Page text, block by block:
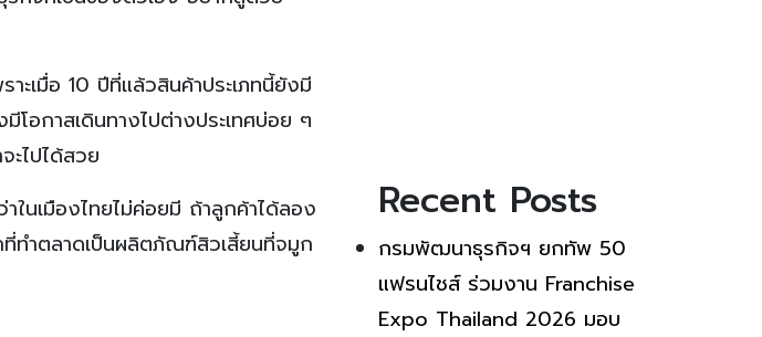
ะเมื่อ 10 ปีที่แล้วสินค้าประเภทนี้ยังมี
อกาสเดินทางไปต่างประเทศบ่อย ๆ
ะไปได้สวย
ในเมืองไทยไม่ค่อยมี ถ้าลูกค้าได้ลอง
ทำตลาดเป็นผลิตภัณฑ์สิวเสี้ยนที่จมูก
Recent Posts
กรมพัฒนาธุรกิจฯ ยกทัพ 50
แฟรนไชส์ ร่วมงาน Franchise
Expo Thailand 2026 มอบ